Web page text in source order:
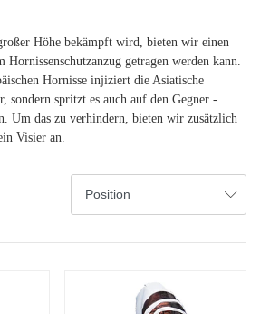
Höhe bekämpft wird, bieten wir einen
Hornissenschutzanzug getragen werden kann.
Hornisse injiziert die Asiatische
sondern spritzt es auch auf den Gegner -
Um das zu verhindern, bieten wir zusätzlich
Visier an.